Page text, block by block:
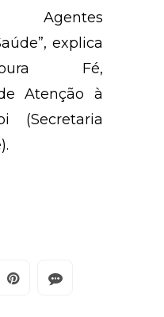
Agentes
explica
Fé,
Atenção à
(Secretaria